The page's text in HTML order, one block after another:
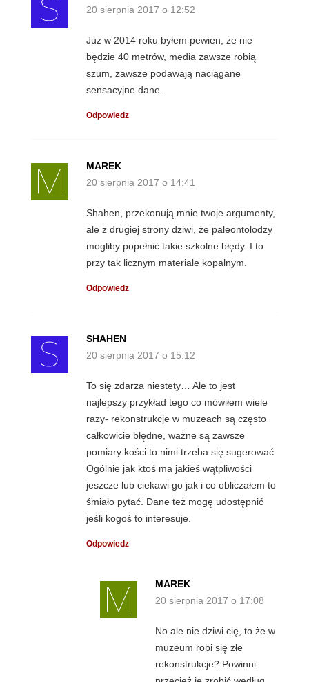
20 sierpnia 2017 o 12:52
Już w 2014 roku byłem pewien, że nie
będzie 40 metrów, media zawsze robią
szum, zawsze podawają naciągane
sensacyjne dane.
Odpowiedz
MAREK
20 sierpnia 2017 o 14:41
Shahen, przekonują mnie twoje argumenty,
ale z drugiej strony dziwi, że paleontolodzy
mogliby popełnić takie szkolne błędy. I to
przy tak licznym materiale kopalnym.
Odpowiedz
SHAHEN
20 sierpnia 2017 o 15:12
To się zdarza niestety… Ale to jest
najlepszy przykład tego co mówiłem wiele
razy- rekonstrukcje w muzeach są często
całkowicie błędne, ważne są zawsze
pomiary kości to nimi trzeba się sugerować.
Ogólnie jak ktoś ma jakieś wątpliwości
jeszcze lub ciekawi go jak i co obliczałem to
śmiało pytać. Dane też mogę udostępnić
jeśli kogoś to interesuje.
Odpowiedz
MAREK
20 sierpnia 2017 o 17:08
No ale nie dziwi cię, to że w
muzeum robi się złe
rekonstrukcje? Powinni